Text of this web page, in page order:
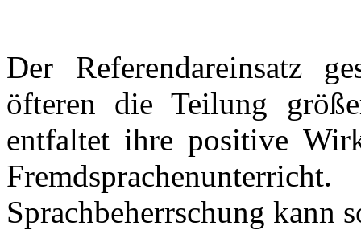
Der Referendareinsatz
öfteren die Teilung
entfaltet ihre positive
Sprachbeherrschung kann